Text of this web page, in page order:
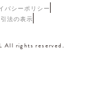
バシーポリシー
法の表示
All rights reserved.